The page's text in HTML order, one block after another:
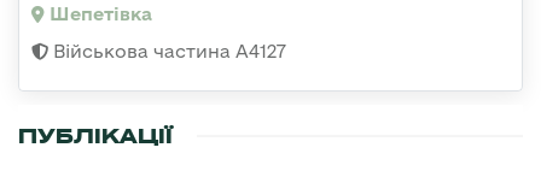
Шепетівка
Військова частина А4127
ПУБЛІКАЦІЇ